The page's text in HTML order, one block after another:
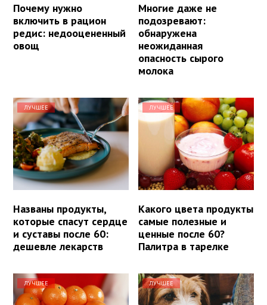
Почему нужно
включить в рацион
редис: недооцененный
овощ
Многие даже не
подозревают:
обнаружена
неожиданная
опасность сырого
молока
ЛУЧШЕЕ
Названы продукты,
которые спасут сердце
и суставы после 60:
дешевле лекарств
ЛУЧШЕЕ
Какого цвета продукты
самые полезные и
ценные после 60?
Палитра в тарелке
ЛУЧШЕЕ ЛУЧШЕЕ